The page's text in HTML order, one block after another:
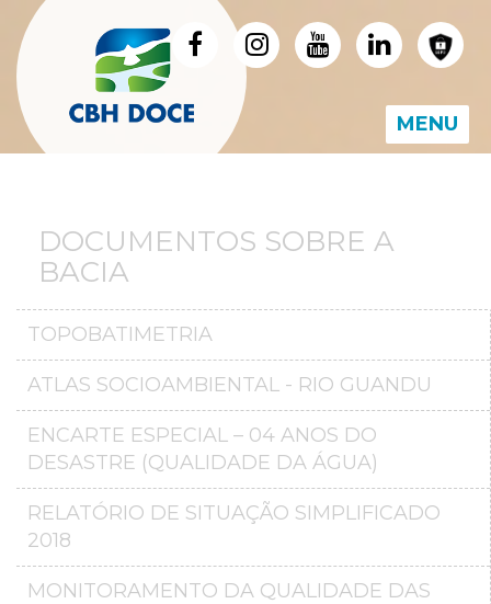
MENU
DOCUMENTOS SOBRE A
BACIA
TOPOBATIMETRIA
ATLAS SOCIOAMBIENTAL - RIO GUANDU
ENCARTE ESPECIAL – 04 ANOS DO
DESASTRE (QUALIDADE DA ÁGUA)
RELATÓRIO DE SITUAÇÃO SIMPLIFICADO
2018
MONITORAMENTO DA QUALIDADE DAS